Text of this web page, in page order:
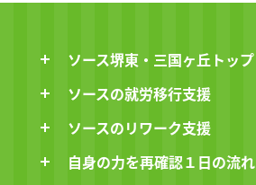
ソース堺東・三国ヶ丘トップ
ソースの就労移行支援
ソースのリワーク支援
自身の力を再確認１日の流れ